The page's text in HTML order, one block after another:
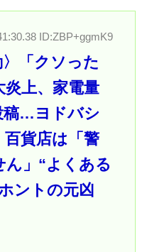
ID:ZBP+ggmK9
〉「クソった
上、家電量
稿…ヨドバシ
貨店は「警
」“よくある
ントの元凶